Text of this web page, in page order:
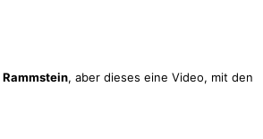
Rammstein, aber dieses eine Video, mit den